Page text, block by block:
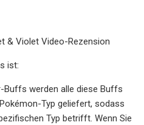
& Violet Video-Rezension
ist:
Buffs werden alle diese Buffs
Typ geliefert, sodass
Typ betrifft. Wenn Sie